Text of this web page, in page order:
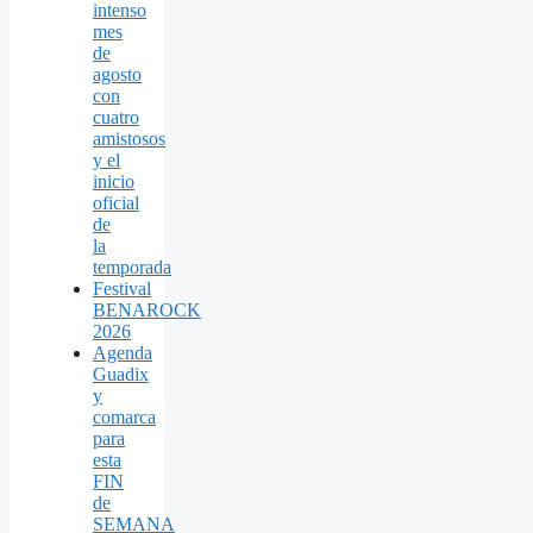
intenso
mes
de
agosto
con
cuatro
amistosos
y el
inicio
oficial
de
la
temporada
Festival
BENAROCK
2026
Agenda
Guadix
y
comarca
para
esta
FIN
de
SEMANA